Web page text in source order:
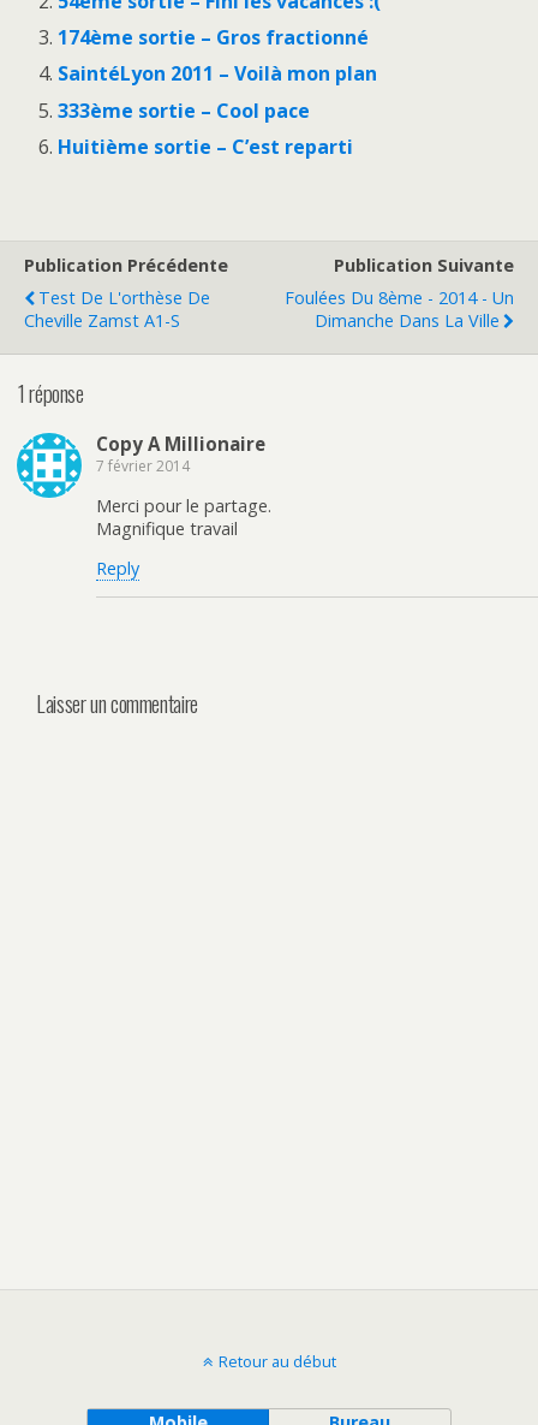
174ème sortie – Gros fractionné
SaintéLyon 2011 – Voilà mon plan
333ème sortie – Cool pace
Huitième sortie – C’est reparti
Publication Précédente
Test De L'orthèse De
Cheville Zamst A1-S
Publication Suivante
Foulées Du 8ème - 2014 - Un
Dimanche Dans La Ville
1 réponse
Copy A Millionaire
7 février 2014
Merci pour le partage.
Magnifique travail
Reply
Laisser un commentaire
Retour au début